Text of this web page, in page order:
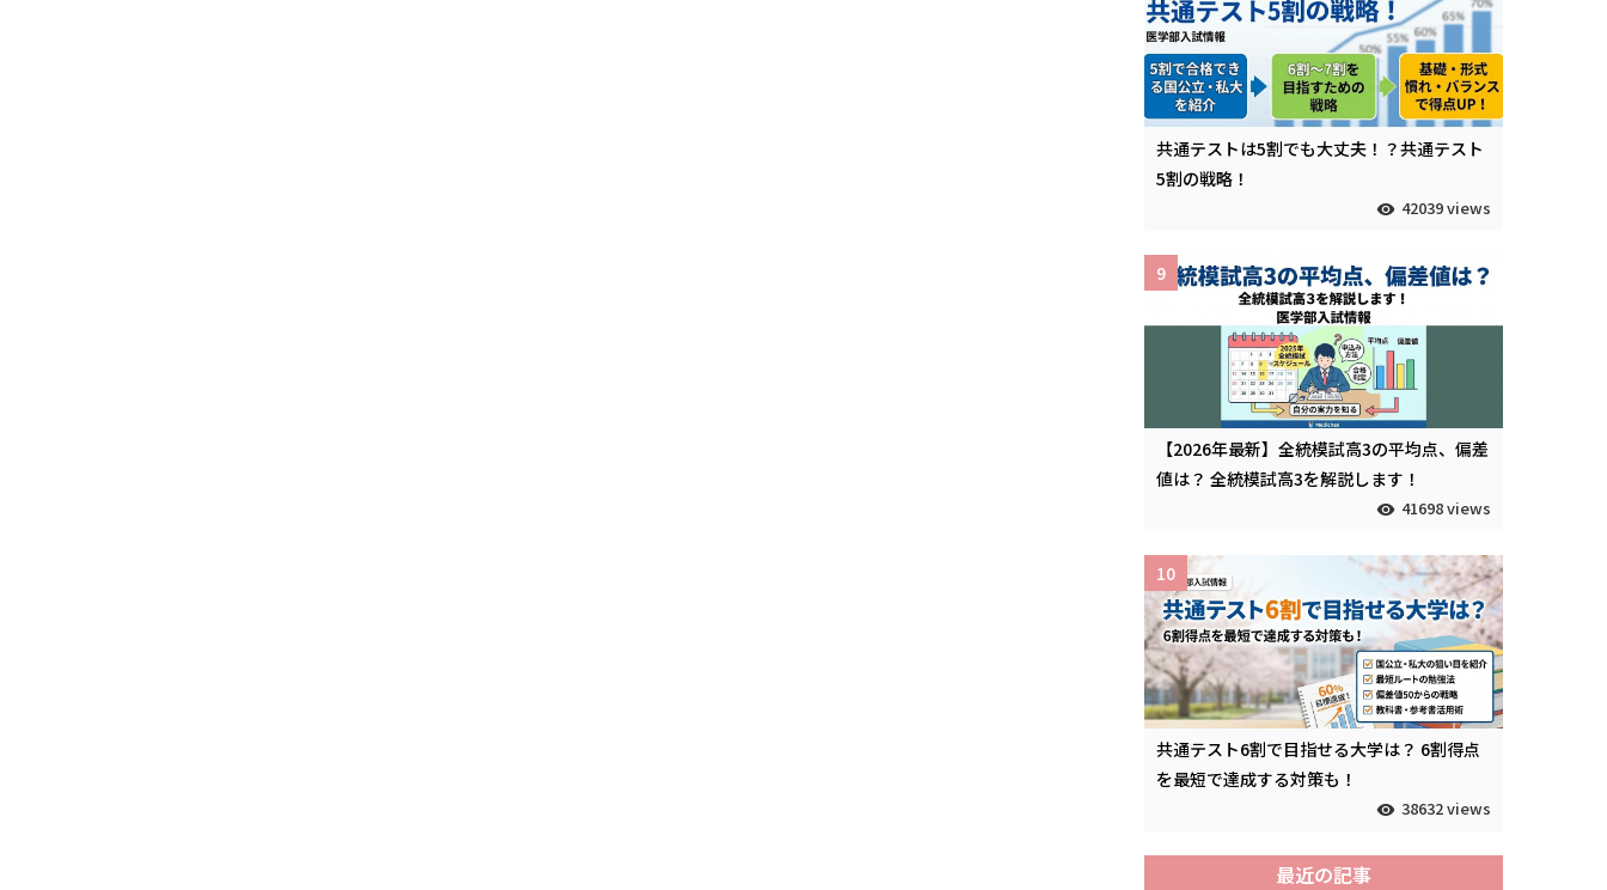
共通テストは5割でも大丈夫！？共通テスト
5割の戦略！
42039 views
【2026年最新】全統模試高3の平均点、偏差
値は？ 全統模試高3を解説します！
41698 views
9
共通テスト6割で目指せる大学は？ 6割得点
を最短で達成する対策も！
38632 views
10
最近の記事